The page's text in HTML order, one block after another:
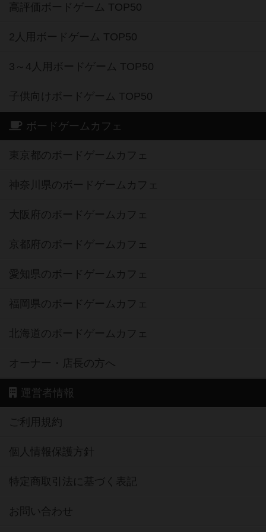
高評価ボードゲーム TOP50
2人用ボードゲーム TOP50
3～4人用ボードゲーム TOP50
子供向けボードゲーム TOP50
ボードゲームカフェ
東京都のボードゲームカフェ
神奈川県のボードゲームカフェ
大阪府のボードゲームカフェ
京都府のボードゲームカフェ
愛知県のボードゲームカフェ
福岡県のボードゲームカフェ
北海道のボードゲームカフェ
オーナー・店長の方へ
運営者情報
ご利用規約
個人情報保護方針
特定商取引法に基づく表記
お問い合わせ